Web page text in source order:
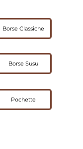
Borse Classiche
Borse Susu
Pochette